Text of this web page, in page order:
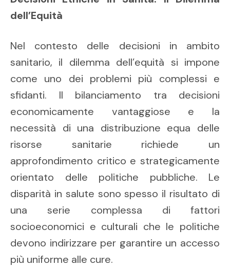
dell’Equità
Nel contesto delle decisioni in ambito
sanitario, il dilemma dell’equità si impone
come uno dei problemi più complessi e
sfidanti. Il bilanciamento tra decisioni
economicamente vantaggiose e la
necessità di una distribuzione equa delle
risorse sanitarie richiede un
approfondimento critico e strategicamente
orientato delle politiche pubbliche. Le
disparità in salute sono spesso il risultato di
una serie complessa di fattori
socioeconomici e culturali che le politiche
devono indirizzare per garantire un accesso
più uniforme alle cure.